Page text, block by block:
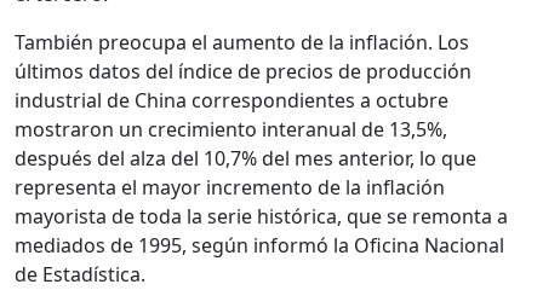
También preocupa el aumento de la inflación. Los
últimos datos del índice de precios de producción
industrial de China correspondientes a octubre
mostraron un crecimiento interanual de 13,5%,
después del alza del 10,7% del mes anterior, lo que
representa el mayor incremento de la inflación
mayorista de toda la serie histórica, que se remonta a
mediados de 1995, según informó la Oficina Nacional
de Estadística.